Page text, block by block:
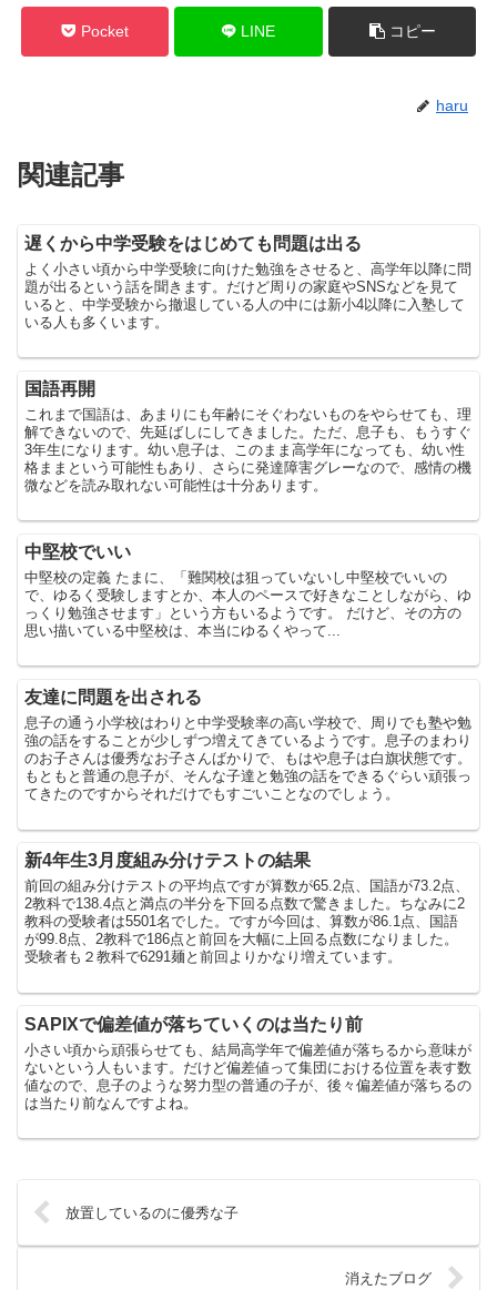
Pocket LINE コピー
haru
関連記事
遅くから中学受験をはじめても問題は出る
よく小さい頃から中学受験に向けた勉強をさせると、高学年以降に問
題が出るという話を聞きます。だけど周りの家庭やSNSなどを見て
いると、中学受験から撤退している人の中には新小4以降に入塾して
いる人も多くいます。
国語再開
これまで国語は、あまりにも年齢にそぐわないものをやらせても、理
解できないので、先延ばしにしてきました。ただ、息子も、もうすぐ
3年生になります。幼い息子は、このまま高学年になっても、幼い性
格ままという可能性もあり、さらに発達障害グレーなので、感情の機
微などを読み取れない可能性は十分あります。
中堅校でいい
中堅校の定義 たまに、「難関校は狙っていないし中堅校でいいの
で、ゆるく受験しますとか、本人のペースで好きなことしながら、ゆ
っくり勉強させます」という方もいるようです。 だけど、その方の
思い描いている中堅校は、本当にゆるくやって...
友達に問題を出される
息子の通う小学校はわりと中学受験率の高い学校で、周りでも塾や勉
強の話をすることが少しずつ増えてきているようです。息子のまわり
のお子さんは優秀なお子さんばかりで、もはや息子は白旗状態です。
もともと普通の息子が、そんな子達と勉強の話をできるぐらい頑張っ
てきたのですからそれだけでもすごいことなのでしょう。
新4年生3月度組み分けテストの結果
前回の組み分けテストの平均点ですが算数が65.2点、国語が73.2点、
2教科で138.4点と満点の半分を下回る点数で驚きました。ちなみに2
教科の受験者は5501名でした。ですが今回は、算数が86.1点、国語
が99.8点、2教科で186点と前回を大幅に上回る点数になりました。
受験者も２教科で6291麺と前回よりかなり増えています。
SAPIXで偏差値が落ちていくのは当たり前
小さい頃から頑張らせても、結局高学年で偏差値が落ちるから意味が
ないという人もいます。だけど偏差値って集団における位置を表す数
値なので、息子のような努力型の普通の子が、後々偏差値が落ちるの
は当たり前なんですよね。
放置しているのに優秀な子
消えたブログ